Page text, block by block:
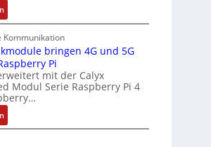
rI
a
n
d
:
1
9
-
Z
o
l
l
-
I
Kommunikation
bringen 4G und 5G
Pi
mit der Calyx
Modul Serie Raspberry Pi 4
:
M